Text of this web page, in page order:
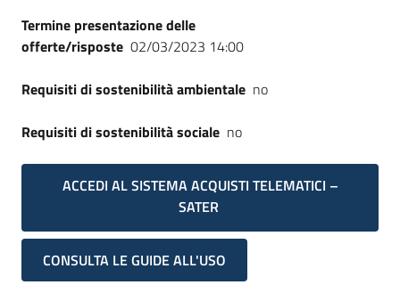
Termine presentazione delle
offerte/risposte 02/03/2023 14:00
Requisiti di sostenibilità ambientale no
Requisiti di sostenibilità sociale no
ACCEDI AL SISTEMA ACQUISTI TELEMATICI –
SATER
CONSULTA LE GUIDE ALL'USO